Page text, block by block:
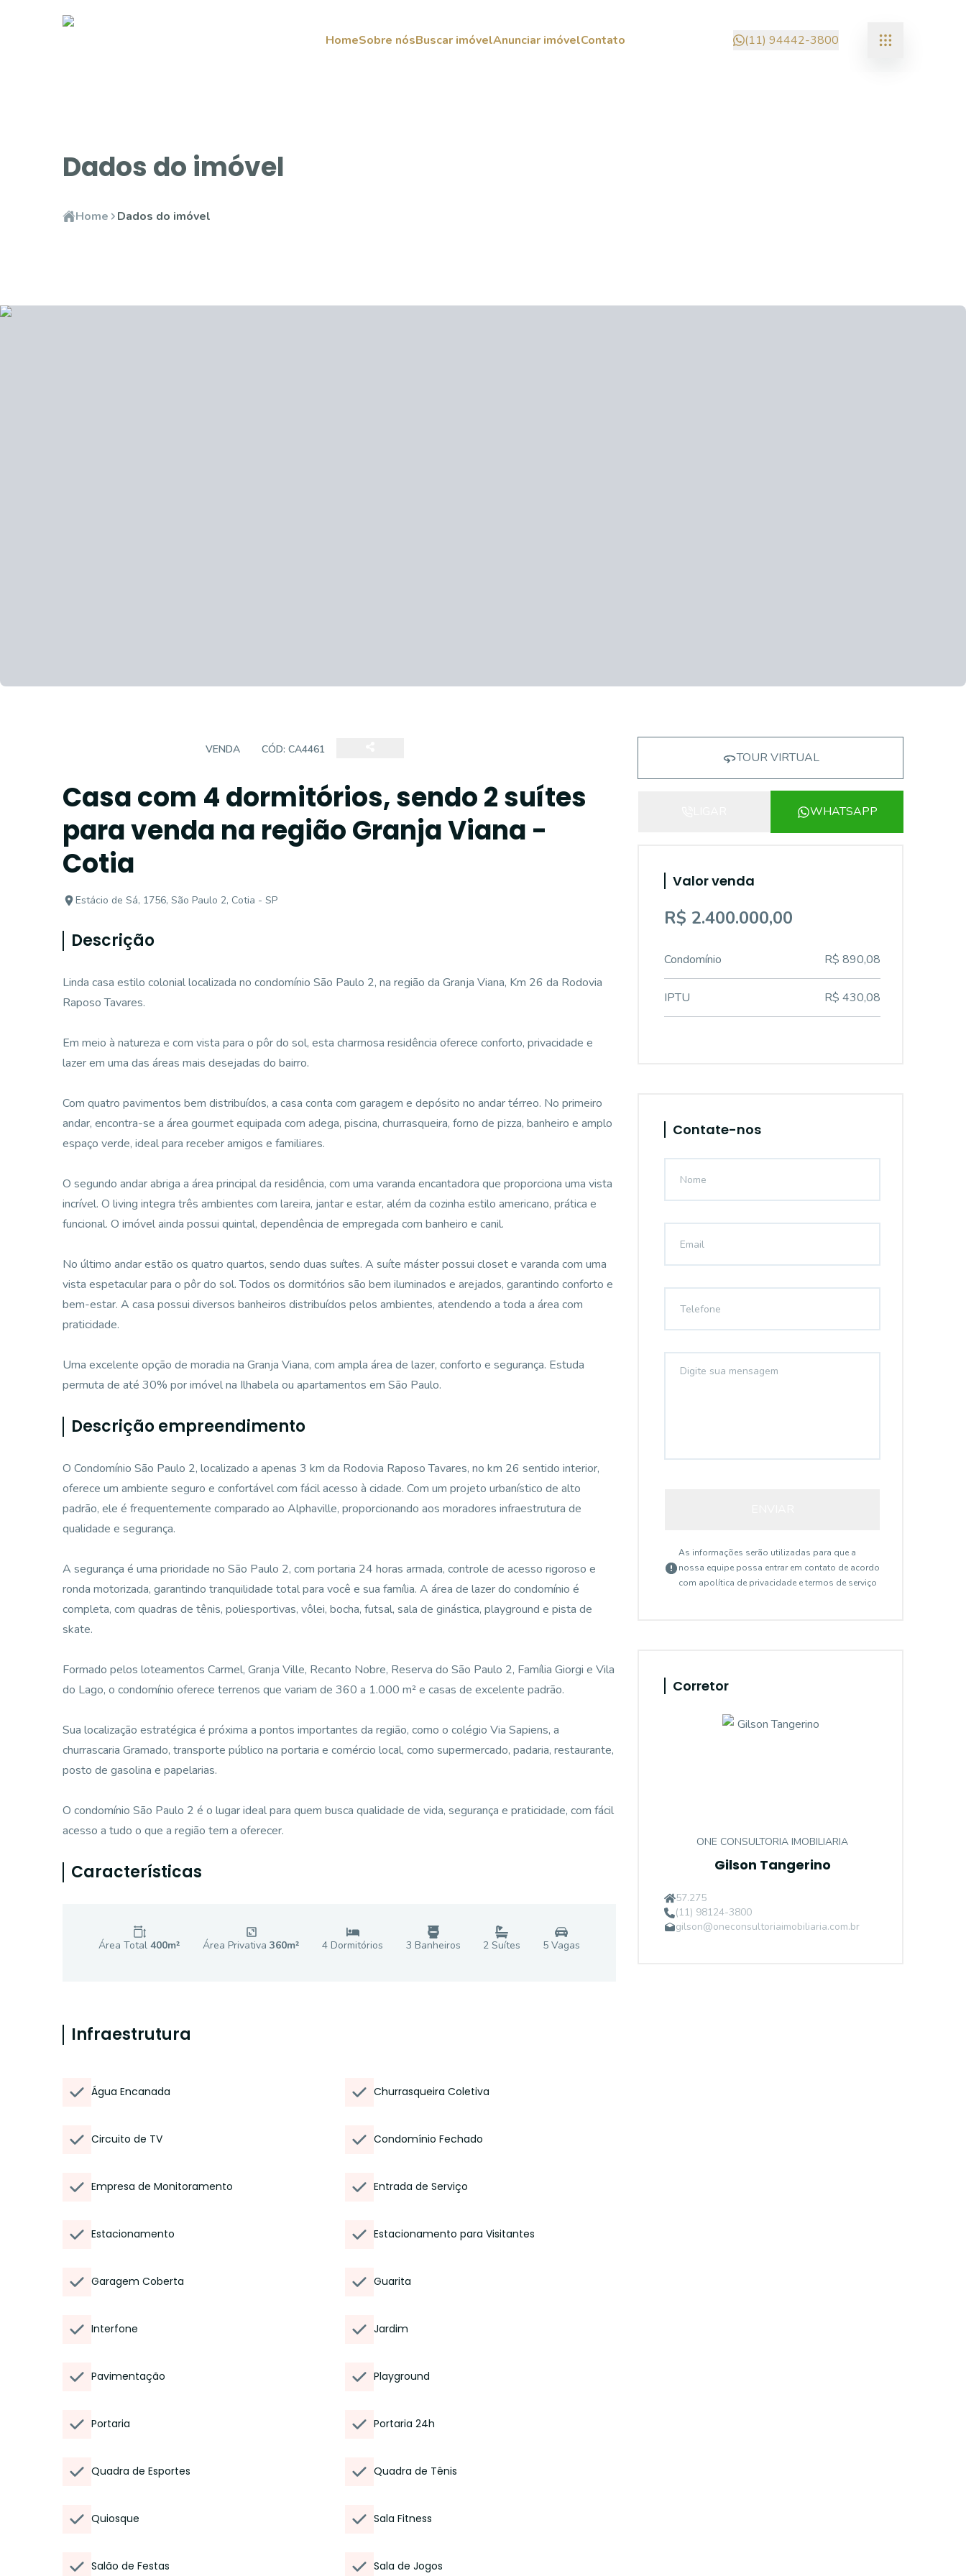
HomeSobre nósBuscar imóvelAnunciar imóvelContato (11) 94442-3800
Dados do imóvel
Home Dados do imóvel
VENDA CÓD: CA4461
Casa com 4 dormitórios, sendo 2 suítes
para venda na região Granja Viana -
Cotia
Estácio de Sá, 1756, São Paulo 2, Cotia - SP
Descrição
Linda casa estilo colonial localizada no condomínio São Paulo 2, na região da Granja Viana, Km 26 da Rodovia
Raposo Tavares.
Em meio à natureza e com vista para o pôr do sol, esta charmosa residência oferece conforto, privacidade e
lazer em uma das áreas mais desejadas do bairro.
Com quatro pavimentos bem distribuídos, a casa conta com garagem e depósito no andar térreo. No primeiro
andar, encontra-se a área gourmet equipada com adega, piscina, churrasqueira, forno de pizza, banheiro e amplo
espaço verde, ideal para receber amigos e familiares.
O segundo andar abriga a área principal da residência, com uma varanda encantadora que proporciona uma vista
incrível. O living integra três ambientes com lareira, jantar e estar, além da cozinha estilo americano, prática e
funcional. O imóvel ainda possui quintal, dependência de empregada com banheiro e canil.
No último andar estão os quatro quartos, sendo duas suítes. A suíte máster possui closet e varanda com uma
vista espetacular para o pôr do sol. Todos os dormitórios são bem iluminados e arejados, garantindo conforto e
bem-estar. A casa possui diversos banheiros distribuídos pelos ambientes, atendendo a toda a área com
praticidade.
Uma excelente opção de moradia na Granja Viana, com ampla área de lazer, conforto e segurança. Estuda
permuta de até 30% por imóvel na Ilhabela ou apartamentos em São Paulo.
Descrição empreendimento
O Condomínio São Paulo 2, localizado a apenas 3 km da Rodovia Raposo Tavares, no km 26 sentido interior,
oferece um ambiente seguro e confortável com fácil acesso à cidade. Com um projeto urbanístico de alto
padrão, ele é frequentemente comparado ao Alphaville, proporcionando aos moradores infraestrutura de
qualidade e segurança.
A segurança é uma prioridade no São Paulo 2, com portaria 24 horas armada, controle de acesso rigoroso e
ronda motorizada, garantindo tranquilidade total para você e sua família. A área de lazer do condomínio é
completa, com quadras de tênis, poliesportivas, vôlei, bocha, futsal, sala de ginástica, playground e pista de
skate.
Formado pelos loteamentos Carmel, Granja Ville, Recanto Nobre, Reserva do São Paulo 2, Família Giorgi e Vila
do Lago, o condomínio oferece terrenos que variam de 360 a 1.000 m² e casas de excelente padrão.
Sua localização estratégica é próxima a pontos importantes da região, como o colégio Via Sapiens, a
churrascaria Gramado, transporte público na portaria e comércio local, como supermercado, padaria, restaurante,
posto de gasolina e papelarias.
O condomínio São Paulo 2 é o lugar ideal para quem busca qualidade de vida, segurança e praticidade, com fácil
acesso a tudo o que a região tem a oferecer.
Características
Área Total 400m² Área Privativa360m² 4 Dormitórios 3 Banheiros 2Suítes 5Vagas
Infraestrutura
Água Encanada Churrasqueira Coletiva
Circuito de TV Condomínio Fechado
Empresa de Monitoramento Entrada de Serviço
Estacionamento Estacionamento para Visitantes
Garagem Coberta Guarita
Interfone Jardim
Pavimentação Playground
Portaria Portaria 24h
Quadra de Esportes Quadra de Tênis
Quiosque Sala Fitness
Salão de Festas Sala de Jogos
TOUR VIRTUAL
WHATSAPP
Valor venda
R$ 2.400.000,00
Condomínio R$ 890,08
IPTU R$ 430,08
Contate-nos
As informações serão utilizadas para que a
nossa equipe possa entrar em contato de acordo
com apolítica de privacidade e termos de serviço
Corretor
ONE CONSULTORIA IMOBILIARIA
Gilson Tangerino
57.275
(11) 98124-3800
gilson@oneconsultoriaimobiliaria.com.br